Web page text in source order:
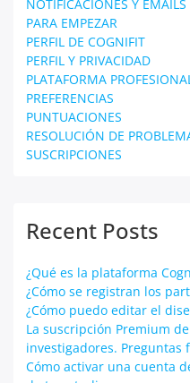
NOTIFICACIONES Y EMAILS
PARA EMPEZAR
PERFIL DE COGNIFIT
PERFIL Y PRIVACIDAD
PLATAFORMA PROFESIONAL
PREFERENCIAS
PUNTUACIONES
RESOLUCIÓN DE
SUSCRIPCIONES
Recent Posts
¿Qué es la plataforma
¿Cómo se registran los
¿Cómo puedo editar el
La suscripción Premium
investigadores. Preguntas
Cómo activar una cuenta